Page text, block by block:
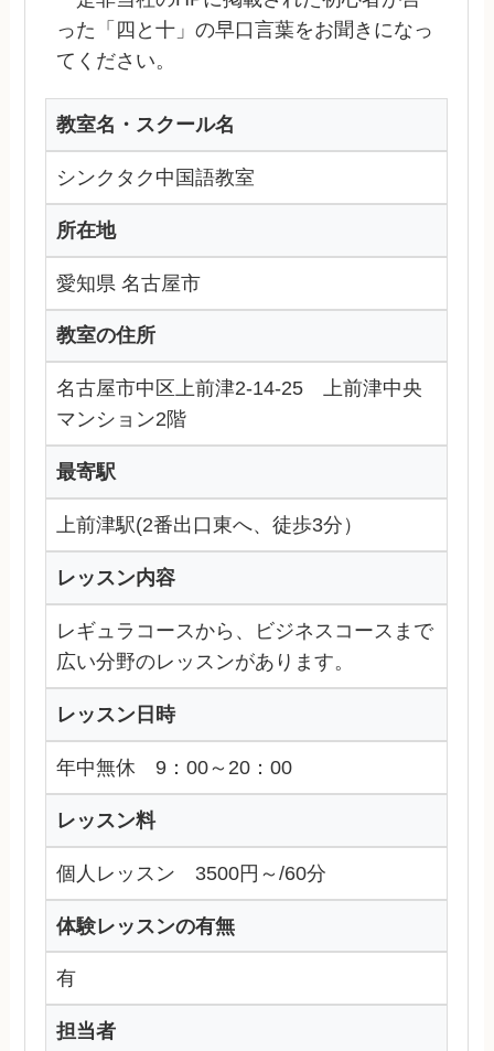
った「四と十」の早口言葉をお聞きになっ
てください。
教室名・スクール名
シンクタク中国語教室
所在地
愛知県 名古屋市
教室の住所
名古屋市中区上前津2-14-25 上前津中央
マンション2階
最寄駅
上前津駅(2番出口東へ、徒歩3分）
レッスン内容
レギュラコースから、ビジネスコースまで
広い分野のレッスンがあります。
レッスン日時
年中無休 9：00～20：00
レッスン料
個人レッスン 3500円～/60分
体験レッスンの有無
有
担当者